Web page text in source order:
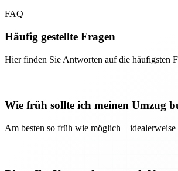
FAQ
Häufig gestellte Fragen
Hier finden Sie Antworten auf die häufigsten
Wie früh sollte ich meinen Umzug
Am besten so früh wie möglich –